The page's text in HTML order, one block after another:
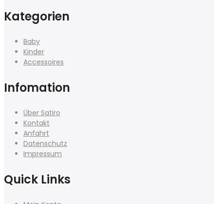
Kategorien
Baby
Kinder
Accessoires
Infomation
Über Satiro
Kontakt
Anfahrt
Datenschutz
Impressum
Quick Links